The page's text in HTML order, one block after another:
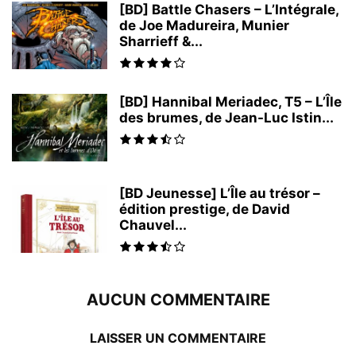
[BD] Battle Chasers – L’Intégrale,
de Joe Madureira, Munier
Sharrieff &...
[BD] Hannibal Meriadec, T5 – L’Île
des brumes, de Jean-Luc Istin...
[BD Jeunesse] L’Île au trésor –
édition prestige, de David
Chauvel...
AUCUN COMMENTAIRE
LAISSER UN COMMENTAIRE